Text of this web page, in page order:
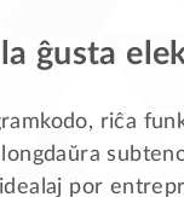
ĝusta
riĉa
por